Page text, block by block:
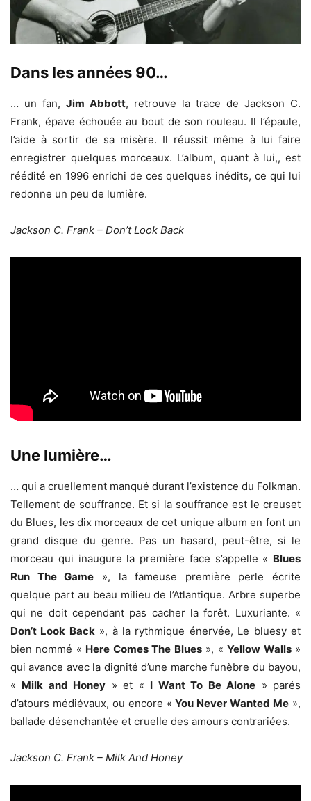
Dans les années 90…
… un fan, Jim Abbott, retrouve la trace de Jackson C.
Frank, épave échouée au bout de son rouleau. Il l’épaule,
l’aide à sortir de sa misère. Il réussit même à lui faire
enregistrer quelques morceaux. L’album, quant à lui,, est
réédité en 1996 enrichi de ces quelques inédits, ce qui lui
redonne un peu de lumière.
Jackson C. Frank – Don’t Look Back
Une lumière…
… qui a cruellement manqué durant l’existence du Folkman.
Tellement de souffrance. Et si la souffrance est le creuset
du Blues, les dix morceaux de cet unique album en font un
grand disque du genre. Pas un hasard, peut-être, si le
morceau qui inaugure la première face s’appelle « Blues
Run The Game », la fameuse première perle écrite
quelque part au beau milieu de l’Atlantique. Arbre superbe
qui ne doit cependant pas cacher la forêt. Luxuriante. «
Don’t Look Back», à la rythmique énervée, Le bluesy et
bien nommé « Here Comes The Blues», «Yellow Walls»
qui avance avec la dignité d’une marche funèbre du bayou,
« Milk and Honey » et « I Want To Be Alone » parés
d’atours médiévaux, ou encore «You Never Wanted Me »,
ballade désenchantée et cruelle des amours contrariées.
Jackson C. Frank – Milk And Honey